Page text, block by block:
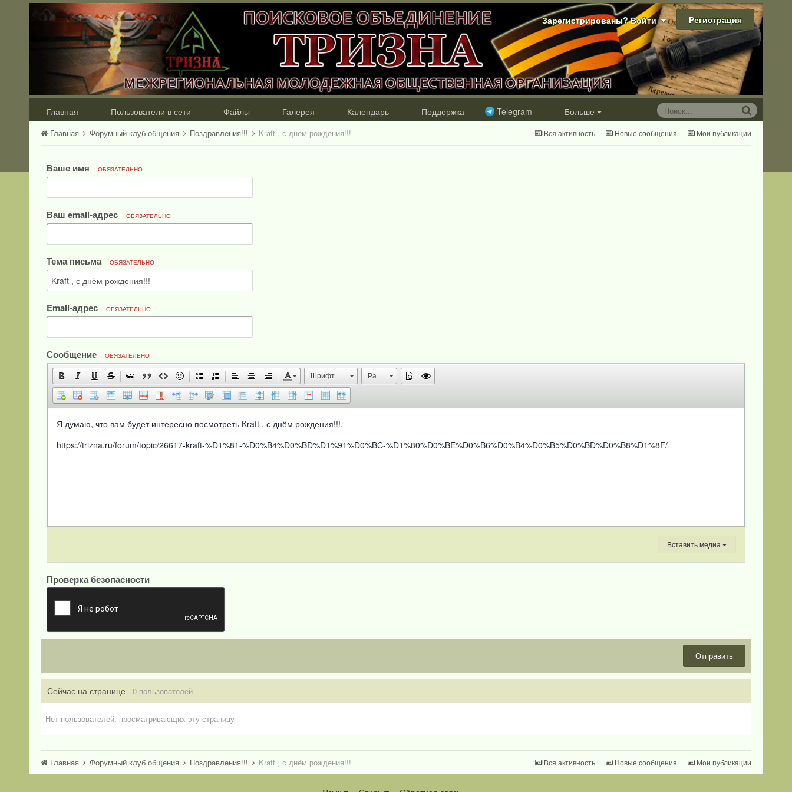
Зарегистрированы? Войти Регистрация
Главная Пользователи в сети Файлы Галерея Календарь Поддержка Telegram Больше
Вся активность Новые сообщения Мои публикации
Главная Форумный клуб общения Поздравления!!! Kraft , с днём рождения!!!
Ваше имя ОБЯЗАТЕЛЬНО
Ваш email-адрес ОБЯЗАТЕЛЬНО
Тема письма ОБЯЗАТЕЛЬНО
Email-адрес ОБЯЗАТЕЛЬНО
Сообщение ОБЯЗАТЕЛЬНО
Шрифт Размер
Я думаю, что вам будет интересно посмотреть Kraft , с днём рождения!!!.
https://trizna.ru/forum/topic/26617-kraft-%D1%81-%D0%B4%D0%BD%D1%91%D0%BC-%D1%80%D0%BE%D0%B6%D0%B4%D0%B5%D0%BD%D0%B8%D1%8F/
Вставить медиа
Проверка безопасности
Отправить
Сейчас на странице 0 пользователей
Нет пользователей, просматривающих эту страницу
Вся активность Новые сообщения Мои публикации
Главная Форумный клуб общения Поздравления!!! Kraft , с днём рождения!!!